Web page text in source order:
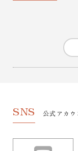
SNS 公式アカウ